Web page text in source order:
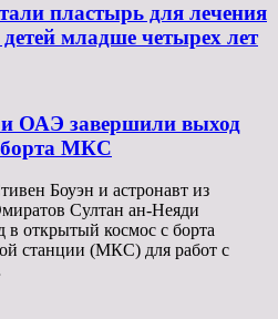
пластырь для лечения
младше четырех лет
ОАЭ завершили выход
борта МКС
Боуэн и астронавт из
Султан ан-Неяди
открытый космос с борта
станции (МКС) для работ с